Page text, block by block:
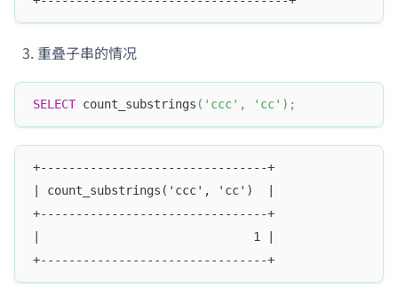
重叠子串的情况
SELECT count_substrings ( 'ccc' , 'cc' ) ;
+--------------------------------+
| count_substrings('ccc', 'cc')  |
+--------------------------------+
|                              1 |
+--------------------------------+